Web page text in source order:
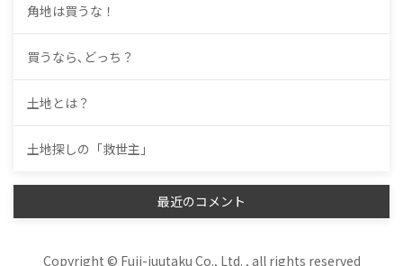
角地は買うな！
買うなら､どっち？
土地とは？
土地探しの「救世主」
最近のコメント
Copyright © Fuji-juutaku Co., Ltd. , all rights reserved